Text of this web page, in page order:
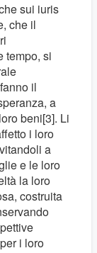
sui iuris
che il
tempo, si
il
a
beni[3]. Li
i loro
a
e le loro
la loro
costruita
i loro